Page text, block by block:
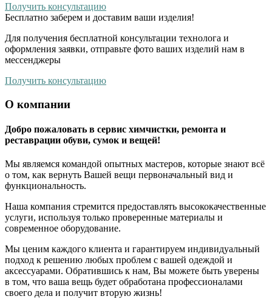
Получить консультацию
Бесплатно заберем и доставим ваши изделия!
Для получения бесплатной консультации технолога и
оформления заявки, отправьте фото ваших изделий нам в
мессенджеры
Получить консультацию
О компании
Добро пожаловать в сервис химчистки, ремонта и
реставрации обуви, сумок и вещей!
Мы являемся командой опытных мастеров, которые знают всё
о том, как вернуть Вашей вещи первоначальный вид и
функциональность.
Наша компания стремится предоставлять высококачественные
услуги, используя только проверенные материалы и
современное оборудование.
Мы ценим каждого клиента и гарантируем индивидуальный
подход к решению любых проблем с вашей одеждой и
аксессуарами. Обратившись к нам, Вы можете быть уверены
в том, что ваша вещь будет обработана профессионалами
своего дела и получит вторую жизнь!